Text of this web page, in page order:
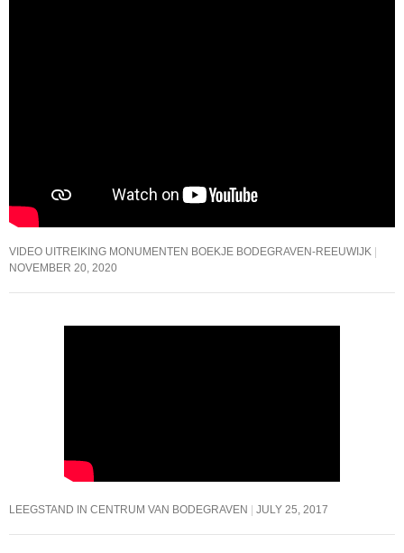
VIDEO UITREIKING MONUMENTEN BOEKJE BODEGRAVEN-REEUWIJK
NOVEMBER 20, 2020
LEEGSTAND IN CENTRUM VAN BODEGRAVEN JULY 25, 2017